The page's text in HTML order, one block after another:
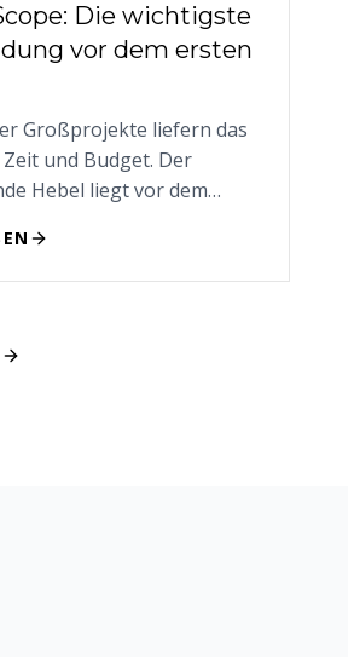
Die wichtigste
vor dem ersten
Großprojekte liefern das
und Budget. Der
Hebel liegt vor dem